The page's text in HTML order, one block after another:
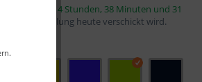
von4 Stunden, 38 Minuten und 31
die Bestellung heute verschickt wird.